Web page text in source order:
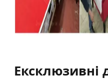
Ексклюзивні